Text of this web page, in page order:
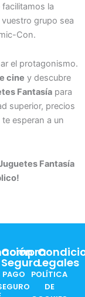
la
grupo sea
Con.
el protagonismo.
cine y descubre
Fantasía para
superior, precios
esperan a un
Fantasía
Compra
Segura
PAGO
Legales
POLÍTICA
DE